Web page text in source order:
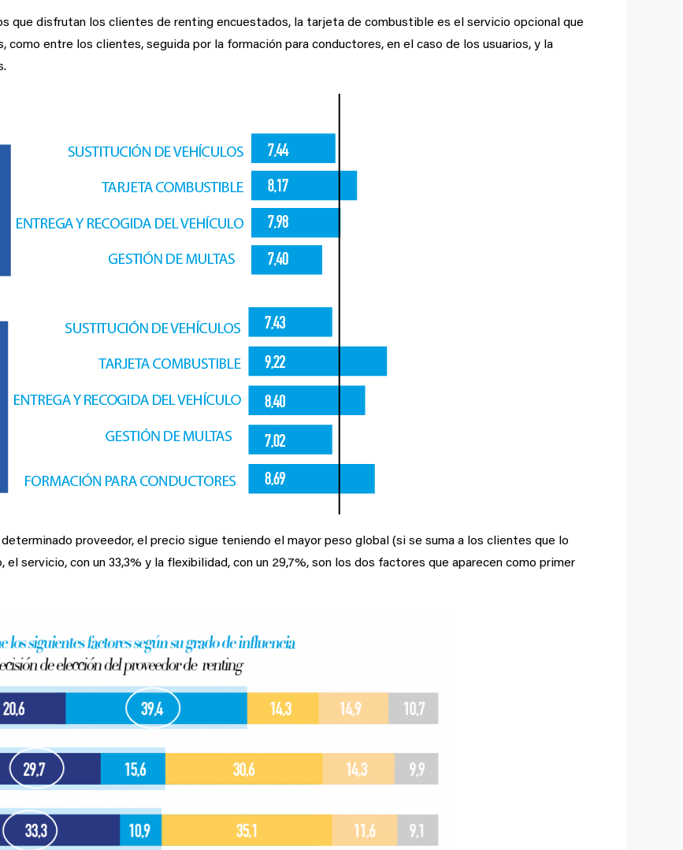
que disfrutan los clientes de renting encuestados, la tarjeta de combustible es el servicio opcional que
entre los clientes, seguida por la formación para conductores, en el caso de los usuarios, y la
proveedor, el precio sigue teniendo el mayor peso global (si se suma a los clientes que lo
servicio, con un 33,3% y la flexibilidad, con un 29,7%, son los dos factores que aparecen como primer